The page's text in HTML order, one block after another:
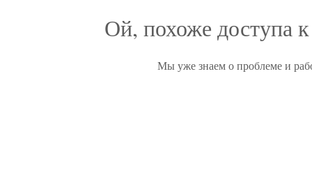
Ой, похоже доступа
Мы уже знаем о проблеме и